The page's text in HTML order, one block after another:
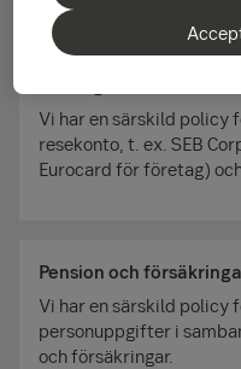
Kortinnehavare –
Vi har en särskild
resekonto, t. ex. SEB
Eurocard för företag)
Pension och
Vi har en särskild policy
personuppgifter i
och försäkringar.